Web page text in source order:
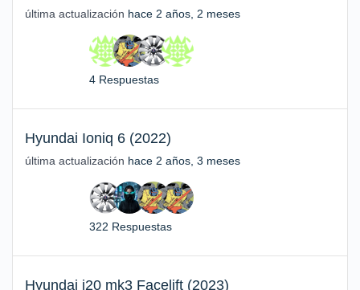
última actualización hace 2 años, 2 meses
4 Respuestas
Hyundai Ioniq 6 (2022)
última actualización hace 2 años, 3 meses
322 Respuestas
Hyundai i20 mk3 Facelift (2023)